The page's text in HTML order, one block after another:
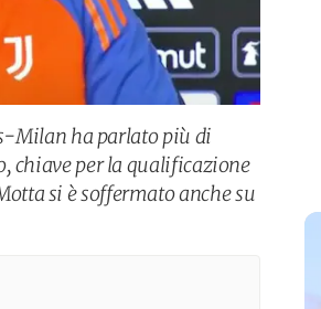
Milan ha parlato più di
chiave per la qualificazione
si è soffermato anche su